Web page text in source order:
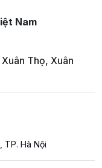
Nam
Thọ, Xuân
TP. Hà Nội